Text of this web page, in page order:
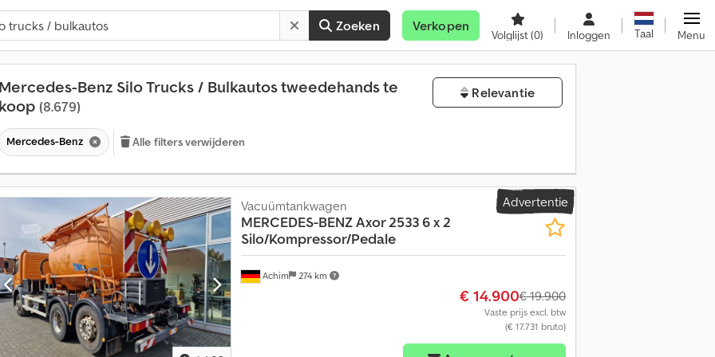
Zoeken Verkopen
Volglijst(0) Inloggen Taal Menu
Mercedes-Benz Silo Trucks / Bulkautos tweedehands te
koop (8.679)
Relevantie
Mercedes-Benz Alle filters verwijderen
Advertentie
Achim 274 km
Vacuümtankwagen
MERCEDES-BENZAxor 2533 6 x 2
Silo/Kompressor/Pedale
€ 14.900€ 19.900
Vaste prijs excl. btw
(€ 17.731 bruto)